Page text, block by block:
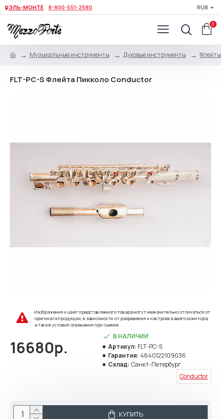
ЭЛЬ-МОНТЕ 8-800-551-2580 RUB
0
Музыкальные инструменты Духовые инструменты
FLT-PC-S Флейта Пикколо Conductor
Изображения и цвет представленного товара могут незначительно отличаться от
оригинала продукции, в зависимости от разрешения и настроек вашего монитора,
а также условий освещения при съемке.
16680р.
В НАЛИЧИИ
Артикул: FLT-PC-S
Гарантия: 4640122109036
Склад: Санкт-Петербург
Conductor
КУПИТЬ